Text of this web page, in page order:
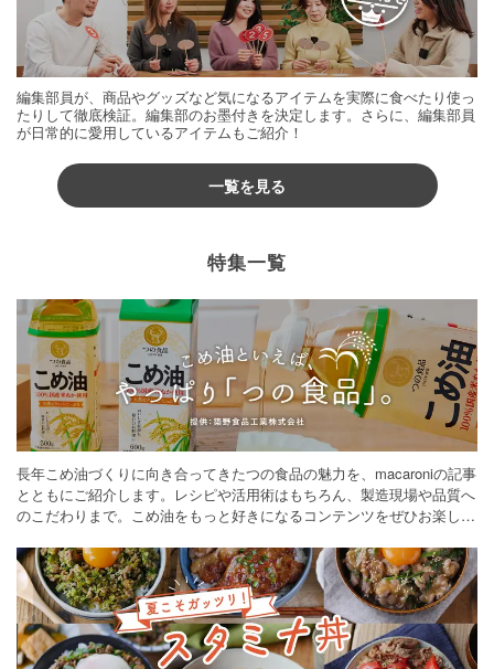
編集部員が、商品やグッズなど気になるアイテムを実際に食べたり使っ
たりして徹底検証。編集部のお墨付きを決定します。さらに、編集部員
が日常的に愛用しているアイテムもご紹介！
一覧を見る
特集一覧
長年こめ油づくりに向き合ってきたつの食品の魅力を、macaroniの記事
とともにご紹介します。レシピや活用術はもちろん、製造現場や品質へ
のこだわりまで。こめ油をもっと好きになるコンテンツをぜひお楽しみ